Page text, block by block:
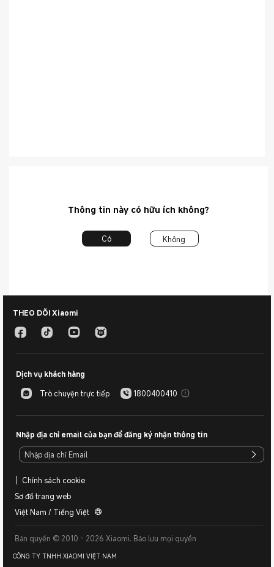
Thông tin này có hữu ích không?
Có Không
THEO DÕI Xiaomi
Dịch vụ khách hàng
Trò chuyện trực tiếp
1800400410
Nhập địa chỉ email của bạn để đăng ký nhận thông tin
Chính sách cookie
Sơ đồ trang web
Việt Nam / Tiếng Việt
Bản quyền © 2010 - 2026 Xiaomi. Bảo lưu mọi quyền
CÔNG TY TNHH XIAOMI VIỆT NAM